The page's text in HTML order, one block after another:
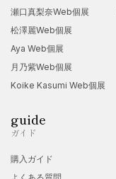
瀬口真梨奈Web個展
松澤麗Web個展
Aya Web個展
月乃紫Web個展
Koike Kasumi Web個展
guide
ガイド
購入ガイド